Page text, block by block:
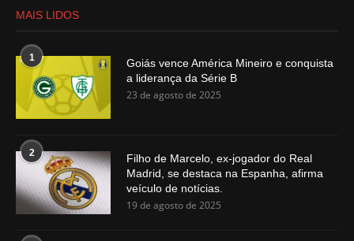
MAIS LIDOS
1
Goiás vence América Mineiro e conquista
a liderança da Série B
23 de agosto de 2025
2
Filho de Marcelo, ex-jogador do Real
Madrid, se destaca na Espanha, afirma
veículo de notícias.
19 de agosto de 2025